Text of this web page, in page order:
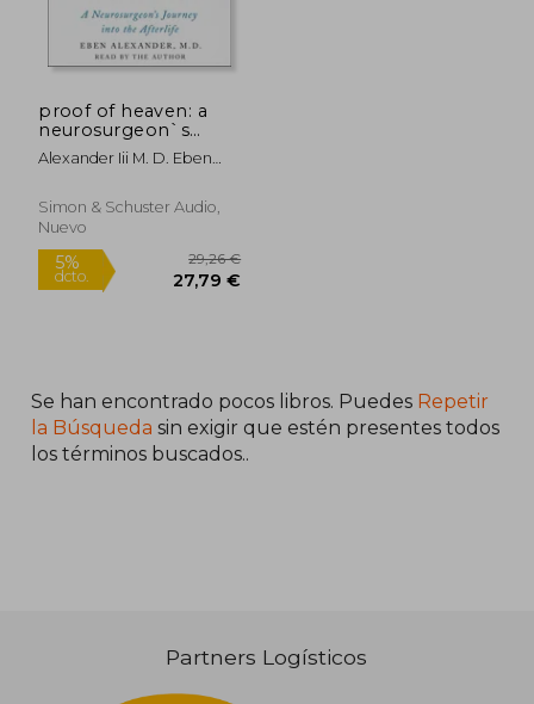
proof of heaven: a
neurosurgeon`s
near-death
experience and
afterlife (en Inglés)
Alexander Iii M. D. Eben
Alexander Iii M. D. Eben
Simon & Schuster Audio,
Nuevo
Se han encontrado pocos libros. Puedes Repetir
la Búsqueda sin exigir que estén presentes todos
los términos buscados..
Partners Logísticos